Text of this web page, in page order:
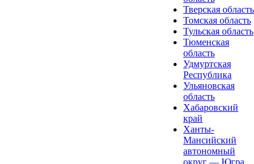
Тверская область
Томская область
Тульская область
Тюменская
область
Удмуртская
Республика
Ульяновская
область
Хабаровский
край
Ханты-
Мансийский
автономный
округ — Югра